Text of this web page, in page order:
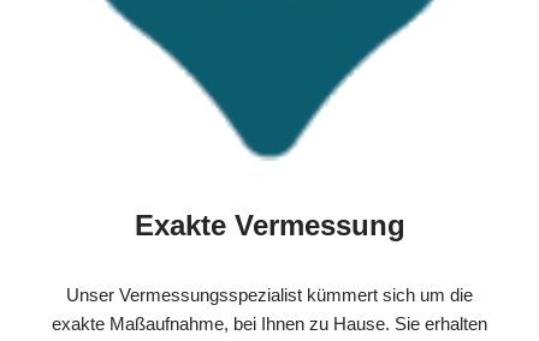
Exakte Vermessung
Unser Vermessungsspezialist kümmert sich um die
exakte Maßaufnahme, bei Ihnen zu Hause. Sie erhalten